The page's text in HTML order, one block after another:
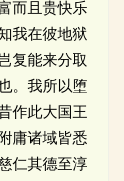
而且贵快乐
我在彼地狱
复能来分取
。我所以堕
作此大国王
庸诸域皆悉
仁其德至淳